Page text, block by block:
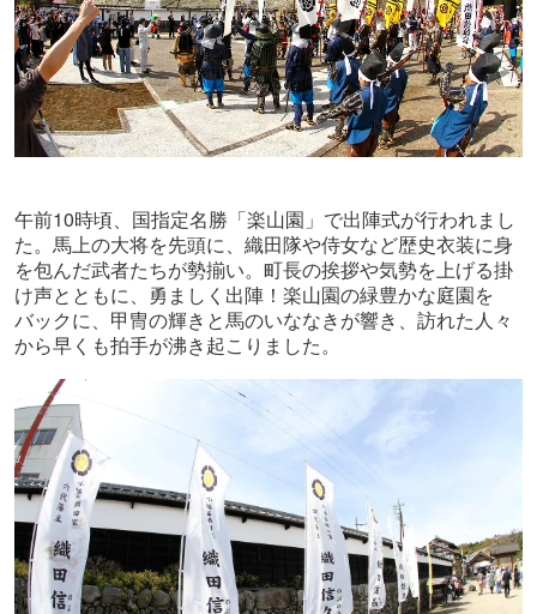
午前10時頃、国指定名勝「楽山園」で出陣式が行われまし
た。馬上の大将を先頭に、織田隊や侍女など歴史衣装に身
を包んだ武者たちが勢揃い。町長の挨拶や気勢を上げる掛
け声とともに、勇ましく出陣！楽山園の緑豊かな庭園を
バックに、甲冑の輝きと馬のいななきが響き、訪れた人々
から早くも拍手が沸き起こりました。